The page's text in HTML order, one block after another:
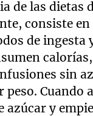
de las dietas
consiste
de ingesta
sin
peso.
azúcar y